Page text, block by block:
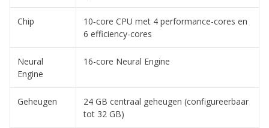
Chip
10‑core CPU met 4 performance-cores en
6 efficiency-cores
Neural
Engine
16-core Neural Engine
Geheugen
24 GB centraal geheugen (configureerbaar
tot 32 GB)